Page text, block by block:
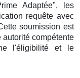
Adaptée", les
requête avec
soumission est
compétente
l'éligibilité et le